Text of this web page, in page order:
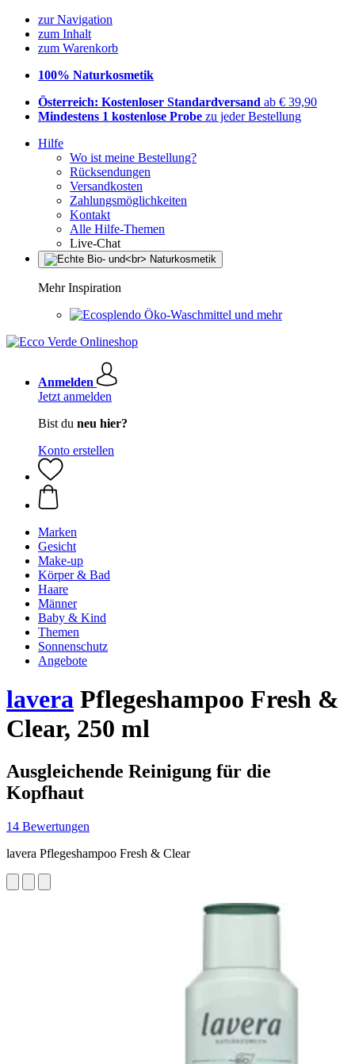
zur Navigation
zum Inhalt
zum Warenkorb
100% Naturkosmetik
Österreich: Kostenloser Standardversand ab € 39,90
Mindestens 1 kostenlose Probe zu jeder Bestellung
Hilfe
Wo ist meine Bestellung?
Rücksendungen
Versandkosten
Zahlungsmöglichkeiten
Kontakt
Alle Hilfe-Themen
Live-Chat
Mehr Inspiration
Öko-Waschmittel und mehr
Anmelden
Jetzt anmelden
Bist du neu hier?
Konto erstellen
Marken
Gesicht
Make-up
Körper & Bad
Haare
Männer
Baby & Kind
Themen
Sonnenschutz
Angebote
lavera Pflegeshampoo Fresh &
Clear, 250 ml
Ausgleichende Reinigung für die
Kopfhaut
14 Bewertungen
lavera Pflegeshampoo Fresh & Clear